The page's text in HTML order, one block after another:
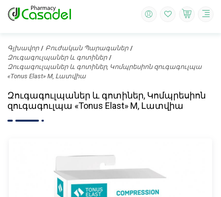
Գլխավոր
Բուժական Պարագաներ
Զուգագուլպաներ և գոտիներ
Զուգագուլպաներ և գոտիներ, Կոմպրեսիոն զուգագուլպա
«Tonus Elast» M, Լատվիա
Զուգագուլպաներ և գոտիներ, Կոմպրեսիոն
զուգագուլպա «Tonus Elast» M, Լատվիա